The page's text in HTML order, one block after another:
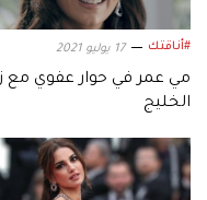
#أناقتك 17 يوليو 2021
مي عمر في حوار عفوي مع
الخليج